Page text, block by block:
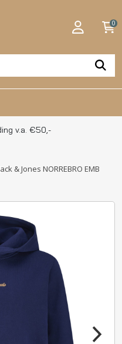
0
v.a. €50,-
& Jones NORREBRO EMB